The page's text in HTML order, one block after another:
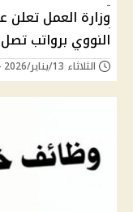
وزارة العمل
النووي برواتب تصل لـ 35 ألف
الثلاثاء 13/يناير/2026 - 05:04 م